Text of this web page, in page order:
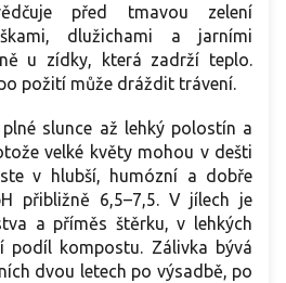
před tmavou zelení
dlužichami a jarními
u zídky, která zadrží teplo.
požití může dráždit trávení.
plné slunce až lehký polostín a
velké květy mohou v dešti
v hlubší, humózní a dobře
přibližně 6,5–7,5. V jílech je
a příměs štěrku, v lehkých
podíl kompostu. Zálivka bývá
dvou letech po výsadbě, po